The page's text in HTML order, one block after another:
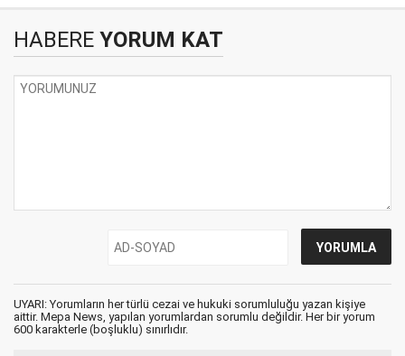
HABERE YORUM KAT
UYARI: Yorumların her türlü cezai ve hukuki sorumluluğu yazan kişiye
aittir. Mepa News, yapılan yorumlardan sorumlu değildir. Her bir yorum
600 karakterle (boşluklu) sınırlıdır.